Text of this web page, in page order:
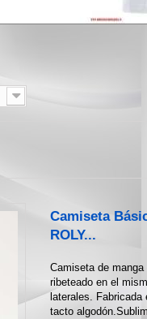
Camiseta
ROLY...
Camiseta de
ribeteado en el
laterales.
tacto